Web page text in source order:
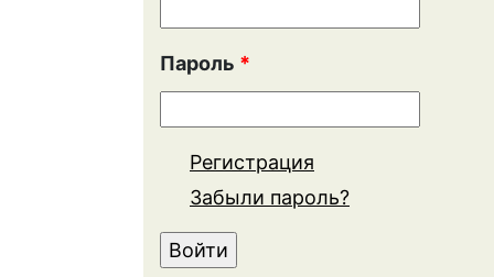
Пароль *
Регистрация
Забыли пароль?